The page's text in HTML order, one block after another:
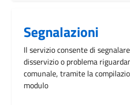
Segnalazioni
Il servizio consente di
disservizio o problema
comunale, tramite la
modulo